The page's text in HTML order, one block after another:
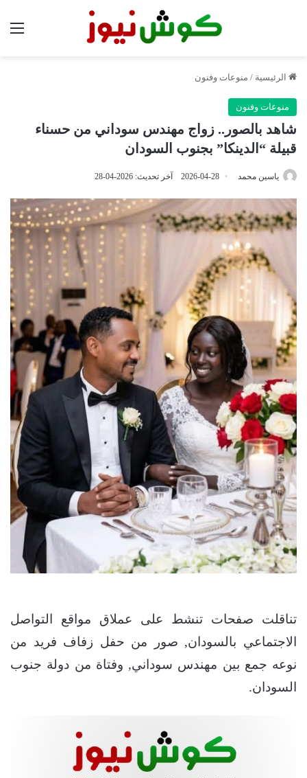
الرئيسية / منوعات وفنون
منوعات وفنون
شاهد بالصور.. زواج مهندس سوداني من حسناء
قبيلة “الدينكا” بجنوب السودان
ياسين محمد 2026-04-28 آخر تحديث: 2026-04-28
تناقلت صفحات تنشط على عملاق مواقع التواصل
الاجتماعي بالسودان, صور من حفل زفاف فريد من
نوعه جمع بين مهندس سوداني, وفتاة من دولة جنوب
السودان.